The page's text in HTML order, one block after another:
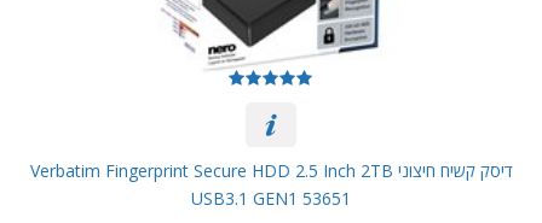
דיסק קשיח חיצוני Verbatim Fingerprint Secure HDD 2.5 Inch 2TB
USB3.1 GEN1 53651